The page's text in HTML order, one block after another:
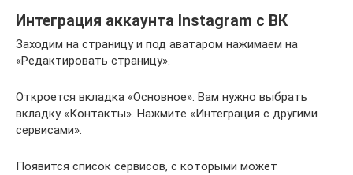
Интеграция аккаунта Instagram с ВК
Заходим на страницу и под аватаром нажимаем на
«Редактировать страницу».
Откроется вкладка «Основное». Вам нужно выбрать
вкладку «Контакты». Нажмите «Интеграция с другими
сервисами».
Появится список сервисов, с которыми может